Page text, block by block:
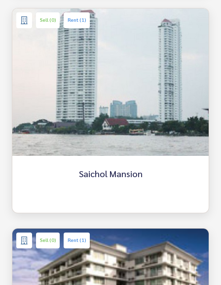
Sell (0) Rent (1)
Saichol Mansion
Sell (0) Rent (1)